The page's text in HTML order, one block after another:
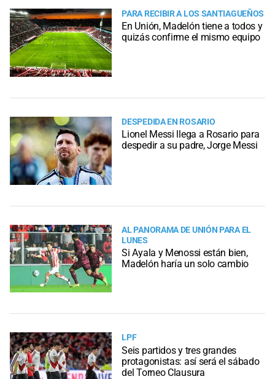
PARA RECIBIR A LOS SANTIAGUEÑOS
En Unión, Madelón tiene a todos y
quizás confirme el mismo equipo
DESPEDIDA EN ROSARIO
Lionel Messi llega a Rosario para
despedir a su padre, Jorge Messi
AL PANORAMA DE UNIÓN PARA EL
LUNES
Si Ayala y Menossi están bien,
Madelón haría un solo cambio
LPF
Seis partidos y tres grandes
protagonistas: así será el sábado
del Torneo Clausura